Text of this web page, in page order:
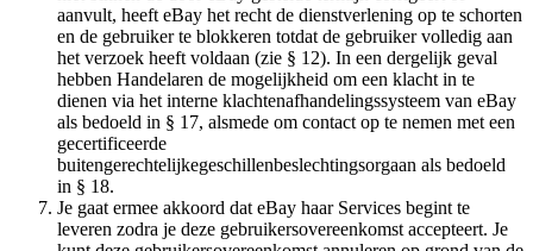
aanvult, heeft eBay het recht de dienstverlening op te schorten
en de gebruiker te blokkeren totdat de gebruiker volledig aan
het verzoek heeft voldaan (zie § 12). In een dergelijk geval
hebben Handelaren de mogelijkheid om een klacht in te
dienen via het interne klachtenafhandelingssysteem van eBay
als bedoeld in § 17, alsmede om contact op te nemen met een
gecertificeerde
buitengerechtelijkegeschillenbeslechtingsorgaan als bedoeld
in § 18.
Je gaat ermee akkoord dat eBay haar Services begint te
leveren zodra je deze gebruikersovereenkomst accepteert. Je